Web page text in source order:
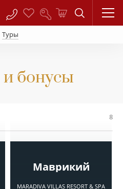
Туры
бонусы
8
Маврикий
MARADIVA VILLAS RESORT & SPA